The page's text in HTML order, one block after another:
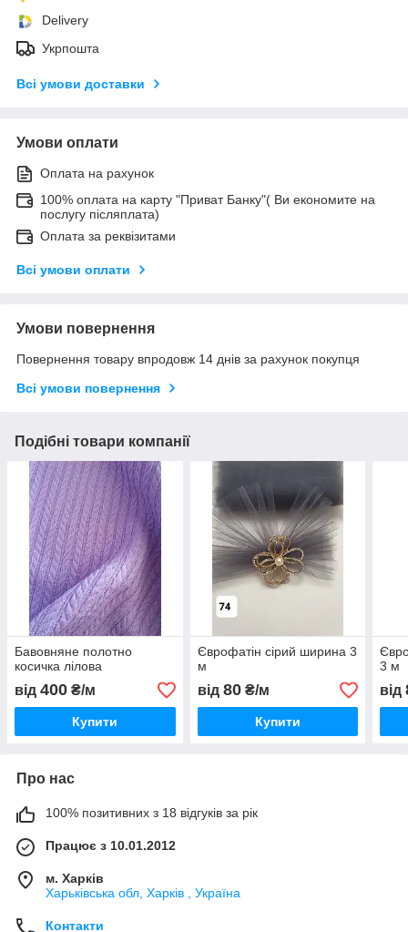
Delivery
Укрпошта
Всі умови доставки
Умови оплати
Оплата на рахунок
100% оплата на карту "Приват Банку"( Ви економите на
послугу післяплата)
Оплата за реквізитами
Всі умови оплати
Умови повернення
Повернення товару впродовж 14 днів за рахунок покупця
Всі умови повернення
Подібні товари компанії
Бавовняне полотно
косичка лілова
від 400 ₴/м
Купити
Єврофатін сірий ширина 3
м
від 80₴/м
Купити
3 м
від
Про нас
100% позитивних з 18 відгуків за рік
Працює з 10.01.2012
м. Харків
Харьківська обл, Харків , Україна
Контакти